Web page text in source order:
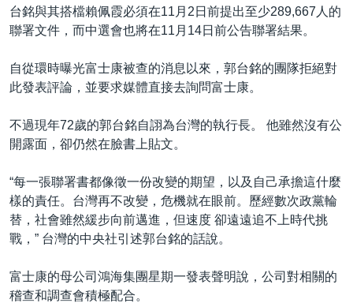
台銘與其搭檔賴佩霞必須在11月2日前提出至少289,667人的
聯署文件，而中選會也將在11月14日前公告聯署結果。
自從環時曝光富士康被查的消息以來，郭台銘的團隊拒絕對
此發表評論，並要求媒體直接去詢問富士康。
不過現年72歲的郭台銘自詡為台灣的執行長。 他雖然沒有公
開露面，卻仍然在臉書上貼文。
“每一張聯署書都像徵一份改變的期望，以及自己承擔這什麼
樣的責任。台灣再不改變，危機就在眼前。歷經數次政黨輪
替，社會雖然緩步向前邁進，但速度 卻遠遠追不上時代挑
戰，” 台灣的中央社引述郭台銘的話說。
富士康的母公司鴻海集團星期一發表聲明說，公司對相關的
稽查和調查會積極配合。